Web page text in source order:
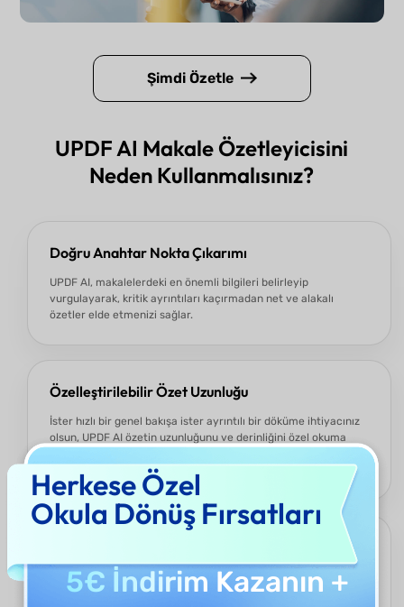
Şimdi Özetle
UPDF AI Makale Özetleyicisini
Neden Kullanmalısınız?
Doğru Anahtar Nokta Çıkarımı
UPDF AI, makalelerdeki en önemli bilgileri belirleyip
vurgulayarak, kritik ayrıntıları kaçırmadan net ve alakalı
özetler elde etmenizi sağlar.
Özelleştirilebilir Özet Uzunluğu
İster hızlı bir genel bakışa ister ayrıntılı bir döküme ihtiyacınız
olsun, UPDF AI özetin uzunluğunu ve derinliğini özel okuma
ayarlamanıza olanak tanır.
UPDF AI Makale Özetleyici'ye masaüstü, web ve mobil
platformlardan sorunsuz bir şekilde erişin, makaleleri
Herkese Özel
Okula Dönüş Fırsatları
5€ İndirim Kazanın +